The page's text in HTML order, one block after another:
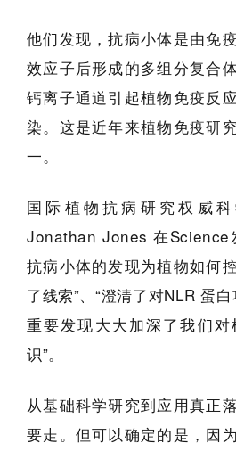
他们发现，抗病小体是由免
效应子后形成的多组分复合
钙离子通道引起植物免疫反
染。这是近年来植物免疫研
一。
国际植物抗病研究权威
Jonathan Jones 在Science
抗病小体的发现为植物如何
了线索”、“澄清了对NLR 蛋
重要发现大大加深了我们
识”。
从基础科学研究到应用真正
要走。但可以确定的是，因